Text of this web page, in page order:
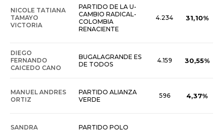
NICOLE TATIANA
TAMAYO
VICTORIA
PARTIDO DE LA U-
CAMBIO RADICAL-
COLOMBIA
RENACIENTE
4.234 31,10%
DIEGO
FERNANDO
CAICEDO CANO
BUGALAGRANDE ES
DE TODOS
4.159 30,55%
MANUEL ANDRES
ORTIZ
PARTIDO ALIANZA
VERDE
596 4,37%
SANDRA
PARTIDO POLO